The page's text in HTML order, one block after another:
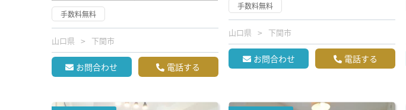
手数料無料
山口県 下関市
お問合わせ 電話する
手数料無料
山口県 下関市
お問合わせ 電話する